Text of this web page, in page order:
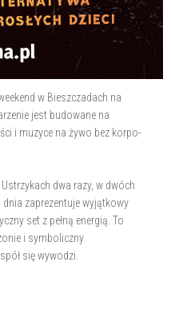
w Bieszczadach na
jest budowane na
i muzyce na żywo bez korpo-
dwa razy, w dwóch
dnia zaprezentuje wyjątkowy
set z pełną energią. To
i symboliczny
się wywodzi.